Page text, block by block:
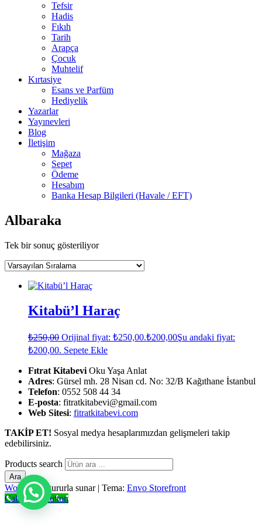
Tefsir
Hadis
Fıkıh
Tarih
Arapça
Çocuk
Muhtelif
Kırtasiye
Esans ve Parfüm
Hediyelik
Yazarlar
Yayınevleri
Blog
İletişim
Mağaza
Sepet
Ödeme
Hesabım
Banka Hesap Bilgileri (Havale / EFT)
Albaraka
Tek bir sonuç gösteriliyor
Kitabü’l Haraç
₺250,00 Orijinal fiyat: ₺250,00.₺200,00Şu andaki fiyat:
₺200,00. Sepete Ekle
Fıtrat Kitabevi Oku Yaşa Anlat
Adres: Gürsel mh. 28 Nisan cd. No: 32/B Kağıthane İstanbul
Telefon: 0552 508 44 34
E-posta: fitratkitabevi@gmail.com
Web Sitesi: fitratkitabevi.com
TAKİP ET! Sosyal medya hesaplarımızdan gelişmeleri takip
edebilirsiniz.
Products search
Ara
WordPress gururla sunar | Tema: Envo Storefront
Call Now Button